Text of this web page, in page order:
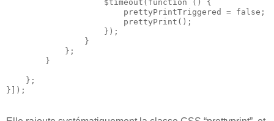
                    $timeout(function () {
                        prettyPrintTriggered = false;
                        prettyPrint();
                    });
                }
            };
        }
    };